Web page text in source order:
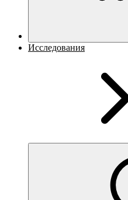
Исследования